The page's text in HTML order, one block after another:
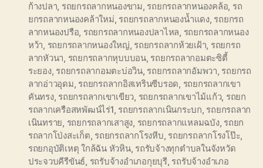
ก้างปลา, รถยกรถลากหนองขาม, รถยกรถลากหนองคล้อ, รถ
ยกรถลากหนองคล้าใหม่, รถยกรถลากหนองน้ำแดง, รถยกรถ
ลากหนองปรือ, รถยกรถลากหนองปลาไหล, รถยกรถลากหนอง
หว้า, รถยกรถลากหนองใหญ่, รถยกรถลากห้วยเฝ้า, รถยกรถ
ลากหัวนา, รถยกรถลากหุบบบอน, รถยกรถลากอมตะซิตี้
ระยอง, รถยกรถลากอมตะบ่อวิน, รถยกรถลากอัมพวา, รถยกรถ
ลากอ่าวอุดม, รถยกรถลากอิสเทรินซีบรอด, รถยกรถลากเขา
คันทรง, รถยกรถลากเขาเขียว, รถยกรถลากเขาไม้แก้ว, รถยก
รถลากเครือสหพัฒน์ไร่1, รถยกรถลากเนินกระบก, รถยกรถลาก
เนินทราย, รถยกรถลากเสาสูง, รถยกรถลากแหลมฉบัง, รถยก
รถลากโป่งสะเก็ต, รถยกรถลากโรงหีบ, รถยกรถลากโรงโป๊ะ,
รถยกอุบัติเหตุ ใกล้ฉัน หัวหิน, รถรับจ้างทุกตำบลในจังหวัด
ประจวบคีรีขันธ์, รถรับจ้างอำเภอกุยบุรี, รถรับจ้างอำเภอ